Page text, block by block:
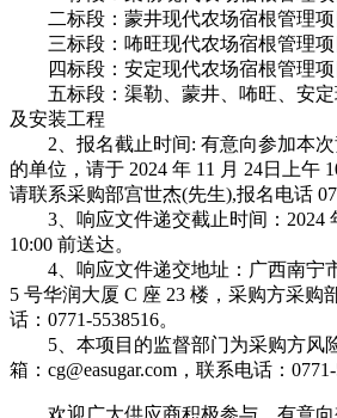
二标段：蒙井现代农场宿根管理项
三标段：咘旺现代农场宿根管理项
四标段：安定现代农场宿根管理项
五标段：渠勒、蒙井、咘旺、安
及安装工程
2、报名截止时间: 有意向参加本
的单位，请于 2024 年 11 月 24日上午
请联系采购部宫世杰(先生),报名电话
3、响应文件递交截止时间：2024
10:00 前送达。
4、响应文件递交地址：广西南宁
5 号华润大厦 C 座 23 楼，采购方采购
话：0771-5538516。
5、本项目的监督部门为采购方风
箱：cg@easugar.com，联系电话：0771-
欢迎广大供应商积极参与，有意